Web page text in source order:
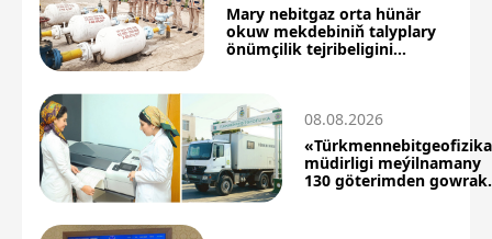
Mary nebitgaz orta hünär
okuw mekdebiniň talyplary
önümçilik tejribeligini
08.08.2026
müdirligi meýilnamany
130 göterimden gowrak